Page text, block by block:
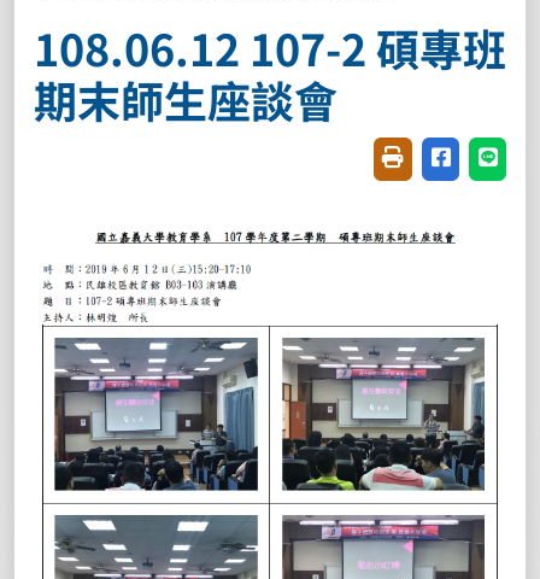
108.06.12 107-2 碩專班
期末師生座談會
友善列印(開新視
分享至臉書
分享